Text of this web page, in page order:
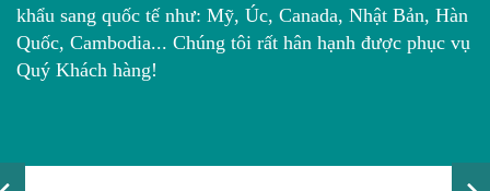
khẩu sang quốc tế như: Mỹ, Úc, Canada, Nhật Bản, Hàn
Quốc, Cambodia... Chúng tôi rất hân hạnh được phục vụ
Quý Khách hàng!